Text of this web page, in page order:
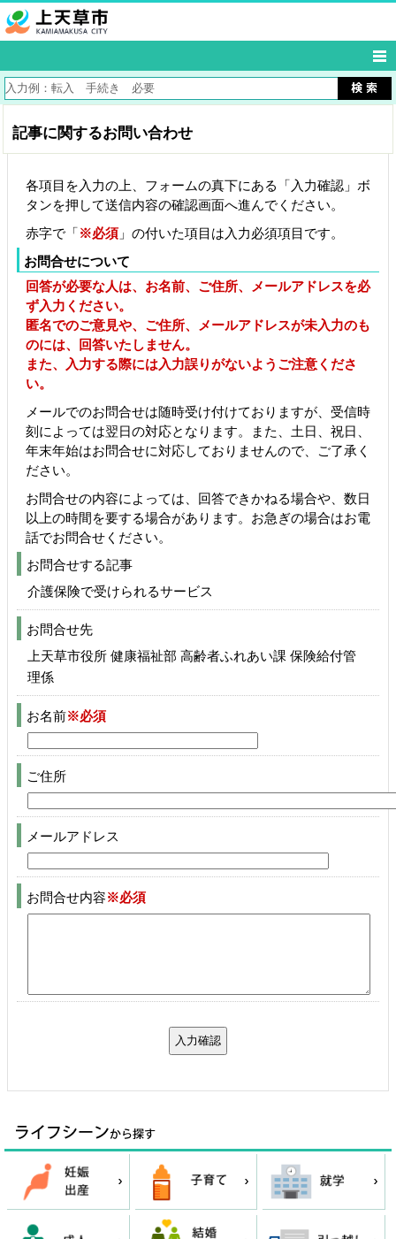
記事に関するお問い合わせ
各項目を入力の上、フォームの真下にある「入力確認」ボ
タンを押して送信内容の確認画面へ進んでください。
赤字で「※必須 」の付いた項目は入力必須項目です。
お問合せについて
回答が必要な人は、お名前、ご住所、メールアドレスを必
ず入力ください。
匿名でのご意見や、ご住所、メールアドレスが未入力のも
のには、回答いたしません。
また、入力する際には入力誤りがないようご注意くださ
い。
メールでのお問合せは随時受け付けておりますが、受信時
刻によっては翌日の対応となります。また、土日、祝日、
年末年始はお問合せに対応しておりませんので、ご了承く
ださい。
お問合せの内容によっては、回答できかねる場合や、数日
以上の時間を要する場合があります。お急ぎの場合はお電
話でお問合せください。
お問合せする記事
介護保険で受けられるサービス
お問合せ先
上天草市役所 健康福祉部 高齢者ふれあい課 保険給付管
理係
お名前※必須
ご住所
メールアドレス
お問合せ内容※必須